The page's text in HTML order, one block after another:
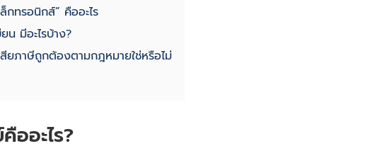
ทรอนิกส์” คืออะไร
น มีอะไรบ้าง?
สียภาษีถูกต้องตามกฎหมายใช่หรือไม่
ออะไร?